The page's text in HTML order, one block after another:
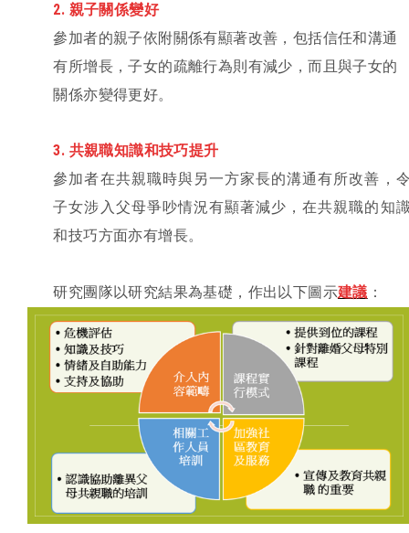
2. 親子關係變好
參加者的親子依附關係有顯著改善，包括信任和溝通
有所增長，子女的疏離行為則有減少，而且與子女的
關係亦變得更好。
3. 共親職知識和技巧提升
參加者在共親職時與另一方家長的溝通有所改善，
子女涉入父母爭吵情況有顯著減少，在共親職的知
和技巧方面亦有增長。
研究團隊以研究結果為基礎，作出以下圖示建議 ：